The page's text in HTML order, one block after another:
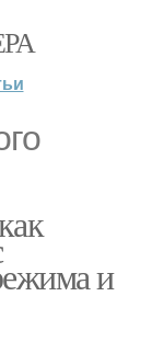
и